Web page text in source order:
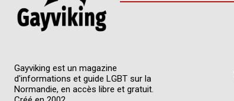
Gayviking est un magazine
d'informations et guide LGBT sur la
Normandie, en accès libre et gratuit.